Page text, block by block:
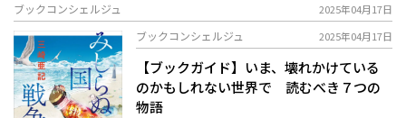
ブックコンシェルジュ 2025年04月17日
ブックコンシェルジュ 2025年04月17日
【ブックガイド】いま、壊れかけている
のかもしれない世界で 読むべき７つの
物語